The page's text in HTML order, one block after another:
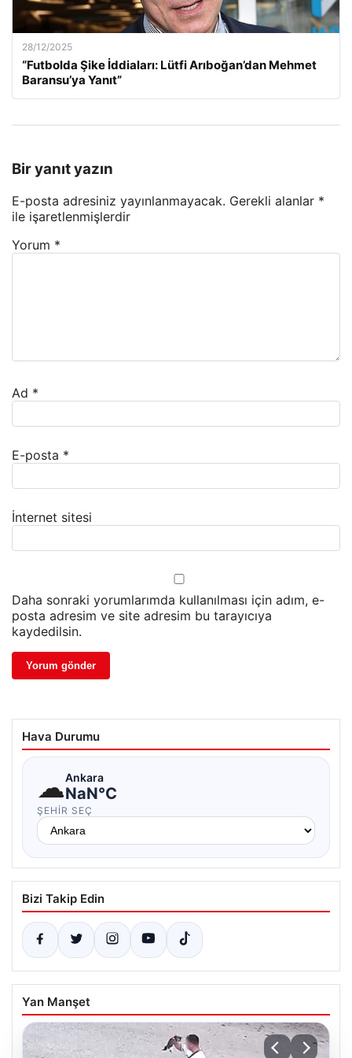
28/12/2025
“Futbolda Şike İddiaları: Lütfi Arıboğan’dan Mehmet
Baransu’ya Yanıt”
Bir yanıt yazın
E-posta adresiniz yayınlanmayacak. Gerekli alanlar *
ile işaretlenmişlerdir
Yorum *
Ad *
E-posta *
İnternet sitesi
Daha sonraki yorumlarımda kullanılması için adım, e-
posta adresim ve site adresim bu tarayıcıya
kaydedilsin.
Hava Durumu
☁Ankara
NaN°C
ŞEHIR SEÇ
Bizi Takip Edin
Yan Manşet